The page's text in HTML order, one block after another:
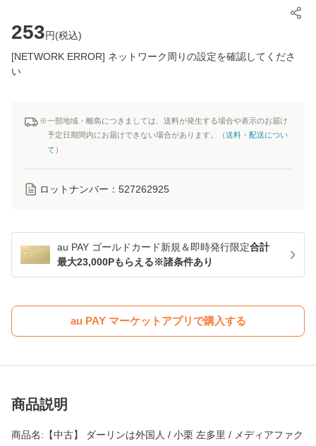
253円(税込)
[NETWORK ERROR] ネットワーク周りの設定を確認してくださ
い
※一部地域・離島につきましては、送料が発生する場合や表示のお届け
予定日期間内にお届けできない場合があります。（送料・配送につい
て ）
ロットナンバー： 527262925
au PAY ゴールドカード新規＆即時発行限定合計
最大23,000Pもらえる※諸条件あり
au PAY マーケットアプリで購入する
商品説明
商品名:【中古】 ダーリンは外国人 / 小栗 左多里 / メディアファク